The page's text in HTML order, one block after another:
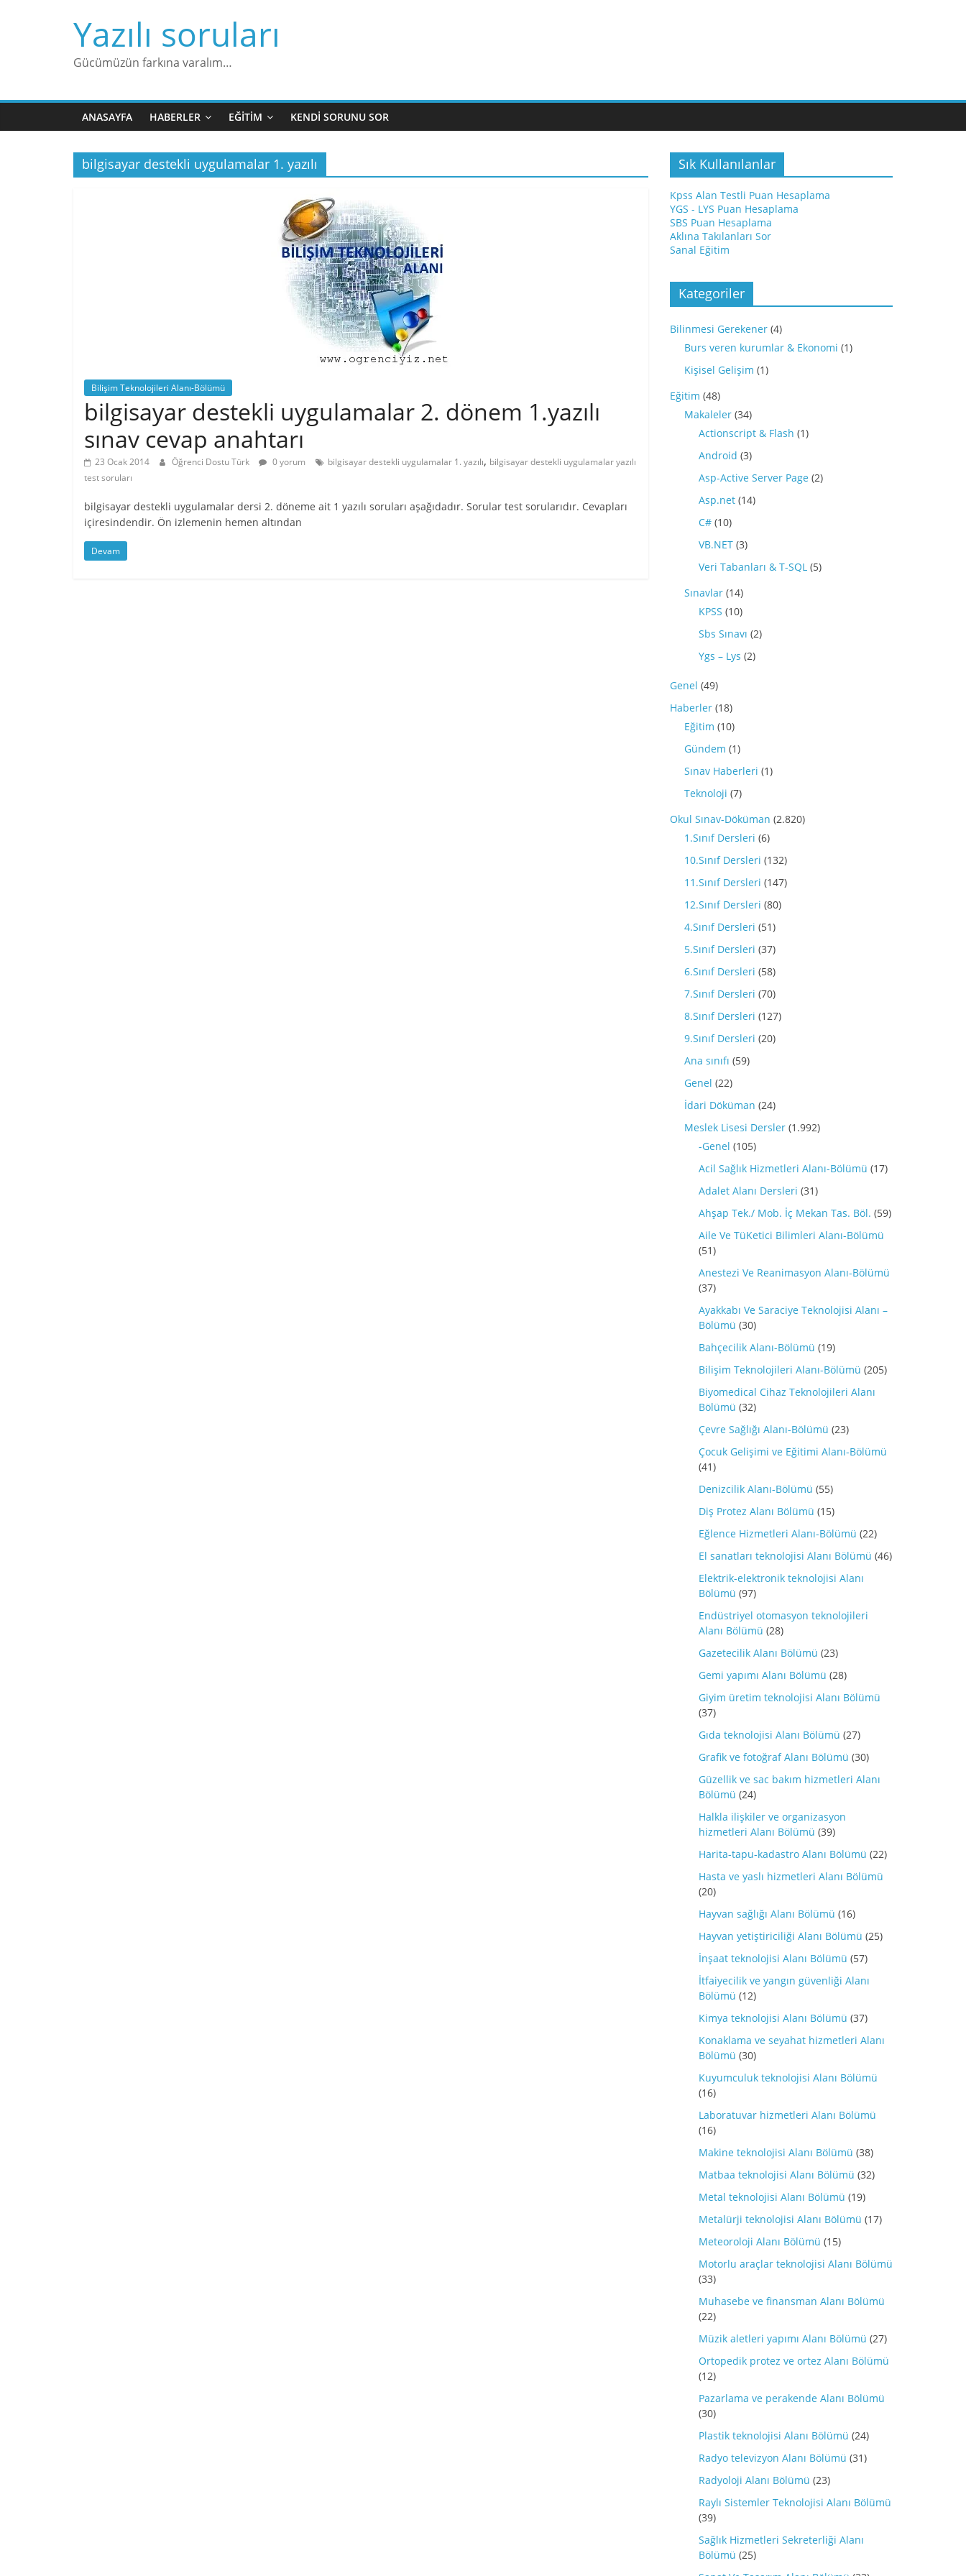
Yazılı soruları
Gücümüzün farkına varalım…
ANASAYFA HABERLER EĞITIM KENDI SORUNU SOR
bilgisayar destekli uygulamalar 1. yazılı
Bilişim Teknolojileri Alanı-Bölümü
bilgisayar destekli uygulamalar 2. dönem 1.yazılı
sınav cevap anahtarı
23 Ocak 2014 Öğrenci Dostu Türk 0 yorum bilgisayar destekli uygulamalar 1. yazılı, bilgisayar destekli uygulamalar yazılı
test soruları
bilgisayar destekli uygulamalar dersi 2. döneme ait 1 yazılı soruları aşağıdadır. Sorular test sorularıdır. Cevapları
içiresindendir. Ön izlemenin hemen altından
Devam
Sık Kullanılanlar
Kpss Alan Testli Puan Hesaplama
YGS - LYS Puan Hesaplama
SBS Puan Hesaplama
Aklına Takılanları Sor
Sanal Eğitim
Kategoriler
Bilinmesi Gerekener (4)
Burs veren kurumlar & Ekonomi (1)
Kişisel Gelişim (1)
Eğitim (48)
Makaleler (34)
Actionscript & Flash (1)
Android (3)
Asp-Active Server Page (2)
Asp.net (14)
C# (10)
VB.NET (3)
Veri Tabanları & T-SQL (5)
Sınavlar (14)
KPSS (10)
Sbs Sınavı (2)
Ygs – Lys (2)
Genel (49)
Haberler (18)
Eğitim (10)
Gündem (1)
Sınav Haberleri (1)
Teknoloji (7)
Okul Sınav-Döküman (2.820)
1.Sınıf Dersleri (6)
10.Sınıf Dersleri (132)
11.Sınıf Dersleri (147)
12.Sınıf Dersleri (80)
4.Sınıf Dersleri (51)
5.Sınıf Dersleri (37)
6.Sınıf Dersleri (58)
7.Sınıf Dersleri (70)
8.Sınıf Dersleri (127)
9.Sınıf Dersleri (20)
Ana sınıfı (59)
Genel (22)
İdari Döküman (24)
Meslek Lisesi Dersler (1.992)
-Genel (105)
Acil Sağlık Hizmetleri Alanı-Bölümü (17)
Adalet Alanı Dersleri (31)
Ahşap Tek./ Mob. İç Mekan Tas. Böl. (59)
Aile Ve TüKetici Bilimleri Alanı-Bölümü
(51)
Anestezi Ve Reanimasyon Alanı-Bölümü
(37)
Ayakkabı Ve Saraciye Teknolojisi Alanı –
Bölümü (30)
Bahçecilik Alanı-Bölümü (19)
Bilişim Teknolojileri Alanı-Bölümü (205)
Biyomedical Cihaz Teknolojileri Alanı
Bölümü (32)
Çevre Sağlığı Alanı-Bölümü (23)
Çocuk Gelişimi ve Eğitimi Alanı-Bölümü
(41)
Denizcilik Alanı-Bölümü (55)
Diş Protez Alanı Bölümü (15)
Eğlence Hizmetleri Alanı-Bölümü (22)
El sanatları teknolojisi Alanı Bölümü (46)
Elektrik-elektronik teknolojisi Alanı
Bölümü (97)
Endüstriyel otomasyon teknolojileri
Alanı Bölümü (28)
Gazetecilik Alanı Bölümü (23)
Gemi yapımı Alanı Bölümü (28)
Giyim üretim teknolojisi Alanı Bölümü
(37)
Gıda teknolojisi Alanı Bölümü (27)
Grafik ve fotoğraf Alanı Bölümü (30)
Güzellik ve sac bakım hizmetleri Alanı
Bölümü (24)
Halkla ilişkiler ve organizasyon
hizmetleri Alanı Bölümü (39)
Harita-tapu-kadastro Alanı Bölümü (22)
Hasta ve yaslı hizmetleri Alanı Bölümü
(20)
Hayvan sağlığı Alanı Bölümü (16)
Hayvan yetiştiriciliği Alanı Bölümü (25)
İnşaat teknolojisi Alanı Bölümü (57)
İtfaiyecilik ve yangın güvenliği Alanı
Bölümü (12)
Kimya teknolojisi Alanı Bölümü (37)
Konaklama ve seyahat hizmetleri Alanı
Bölümü (30)
Kuyumculuk teknolojisi Alanı Bölümü
(16)
Laboratuvar hizmetleri Alanı Bölümü
(16)
Makine teknolojisi Alanı Bölümü (38)
Matbaa teknolojisi Alanı Bölümü (32)
Metal teknolojisi Alanı Bölümü (19)
Metalürji teknolojisi Alanı Bölümü (17)
Meteoroloji Alanı Bölümü (15)
Motorlu araçlar teknolojisi Alanı Bölümü
(33)
Muhasebe ve finansman Alanı Bölümü
(22)
Müzik aletleri yapımı Alanı Bölümü (27)
Ortopedik protez ve ortez Alanı Bölümü
(12)
Pazarlama ve perakende Alanı Bölümü
(30)
Plastik teknolojisi Alanı Bölümü (24)
Radyo televizyon Alanı Bölümü (31)
Radyoloji Alanı Bölümü (23)
Raylı Sistemler Teknolojisi Alanı Bölümü
(39)
Sağlık Hizmetleri Sekreterliği Alanı
Bölümü (25)